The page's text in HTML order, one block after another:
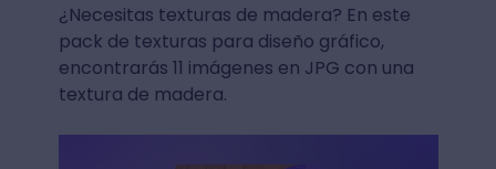
¿Necesitas texturas de madera? En este
pack de texturas para diseño gráfico,
encontrarás 11 imágenes en JPG con una
textura de madera.